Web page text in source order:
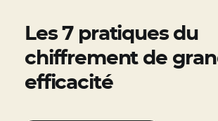
Les 7 pratiques du
chiffrement de
efficacité